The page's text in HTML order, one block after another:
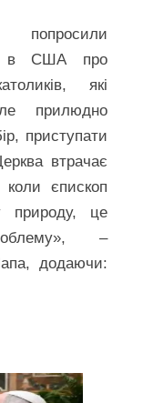
в США про
які
прилюдно
приступати
втрачає
єпископ
природу, це
–
додаючи: